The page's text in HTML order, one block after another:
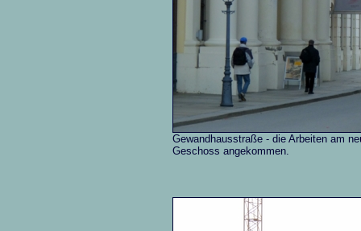
Gewandhausstraße - die Arbeiten am
Geschoss angekommen.